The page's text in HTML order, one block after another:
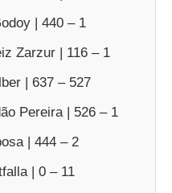
| 440 – 1
Zarzur | 116 – 1
| 637 – 527
Pereira | 526 – 1
| 444 – 2
| 0 – 11